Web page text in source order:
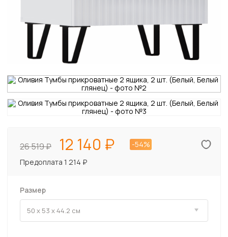
26 519 12 140
-54%
Предоплата 1 214 ₽
Размер